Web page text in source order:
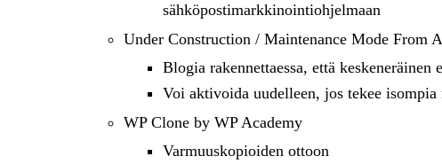
sähköpostimarkkinointiohjelmaan
Under Construction / Maintenance Mode From
Blogia rakennettaessa, että keskeneräinen
Voi aktivoida uudelleen, jos tekee isompia
WP Clone by WP Academy
Varmuuskopioiden ottoon